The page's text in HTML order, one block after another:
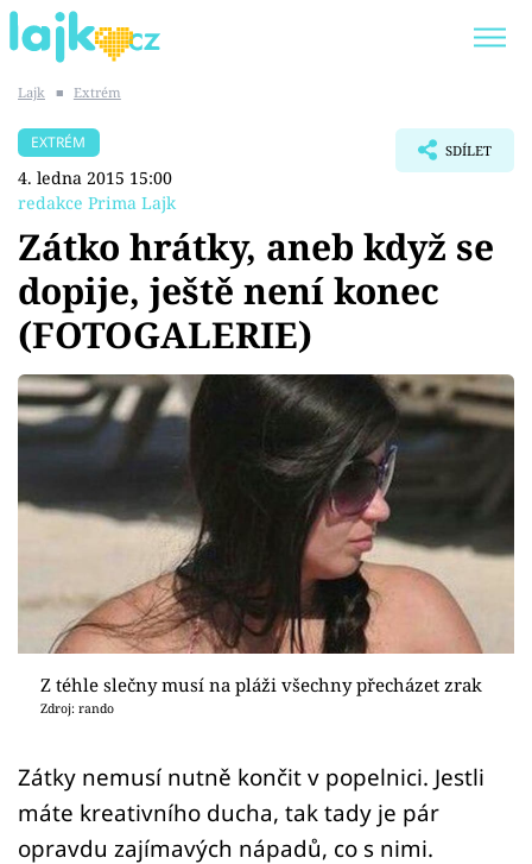
SHOPAHOLICADEL
Témata
Showbyznys
Youtubeři
Sex a vztahy
Videa
Sledujte prima+
Přihlášení
Sledujte nás
Lajk ■ Extrém
EXTRÉM
4. ledna 2015 15:00
redakce Prima Lajk
SDÍLET
Zátko hrátky, aneb když se
dopije, ještě není konec
(FOTOGALERIE)
Z téhle slečny musí na pláži všechny přecházet zrak
Zdroj: rando
Zátky nemusí nutně končit v popelnici. Jestli
máte kreativního ducha, tak tady je pár
opravdu zajímavých nápadů, co s nimi.